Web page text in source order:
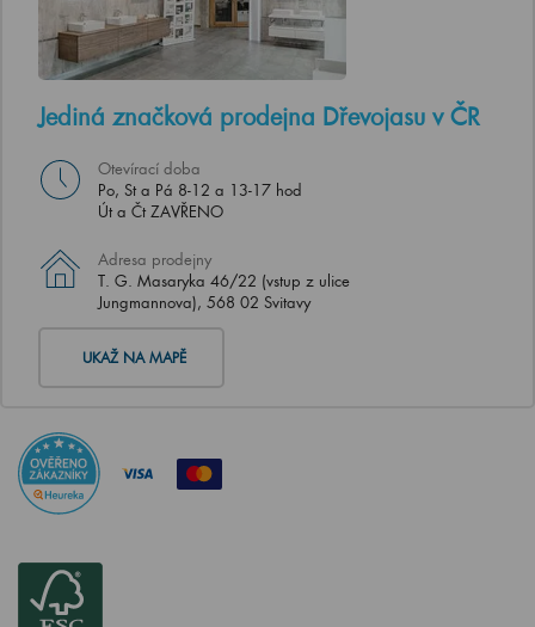
Jediná značková prodejna Dřevojasu v ČR
Otevírací doba
Po, St a Pá 8-12 a 13-17 hod
Út a Čt ZAVŘENO
Adresa prodejny
T. G. Masaryka 46/22 (vstup z ulice
Jungmannova), 568 02 Svitavy
UKAŽ NA MAPĚ